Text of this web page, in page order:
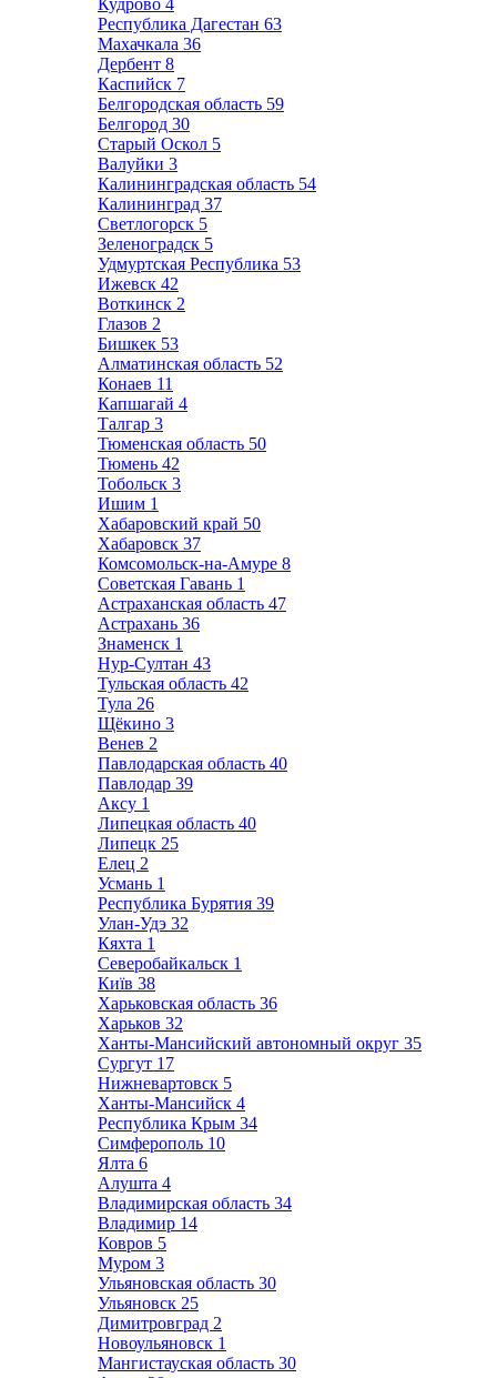
Кудрово 4
Республика Дагестан 63
Махачкала 36
Дербент 8
Каспийск 7
Белгородская область 59
Белгород 30
Старый Оскол 5
Валуйки 3
Калининградская область 54
Калининград 37
Светлогорск 5
Зеленоградск 5
Удмуртская Республика 53
Ижевск 42
Воткинск 2
Глазов 2
Бишкек 53
Алматинская область 52
Конаев 11
Капшагай 4
Талгар 3
Тюменская область 50
Тюмень 42
Тобольск 3
Ишим 1
Хабаровский край 50
Хабаровск 37
Комсомольск-на-Амуре 8
Советская Гавань 1
Астраханская область 47
Астрахань 36
Знаменск 1
Нур-Султан 43
Тульская область 42
Тула 26
Щёкино 3
Венев 2
Павлодарская область 40
Павлодар 39
Аксу 1
Липецкая область 40
Липецк 25
Елец 2
Усмань 1
Республика Бурятия 39
Улан-Удэ 32
Кяхта 1
Северобайкальск 1
Київ 38
Харьковская область 36
Харьков 32
Ханты-Мансийский автономный округ 35
Сургут 17
Нижневартовск 5
Ханты-Мансийск 4
Республика Крым 34
Симферополь 10
Ялта 6
Алушта 4
Владимирская область 34
Владимир 14
Ковров 5
Муром 3
Ульяновская область 30
Ульяновск 25
Димитровград 2
Новоульяновск 1
Мангистауская область 30